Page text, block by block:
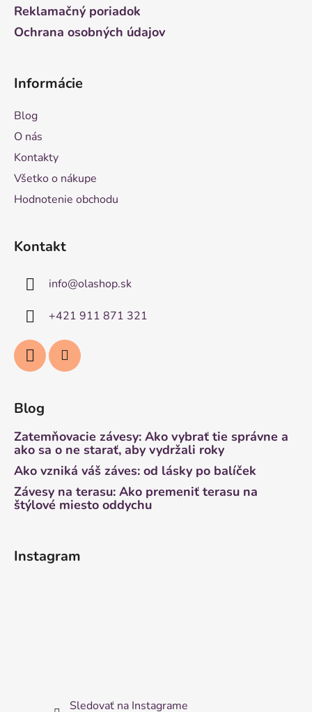
Reklamačný poriadok
Ochrana osobných údajov
Informácie
Blog
O nás
Kontakty
Všetko o nákupe
Hodnotenie obchodu
Kontakt
info@olashop.sk
+421 911 871 321
Blog
Zatemňovacie závesy: Ako vybrať tie správne a
ako sa o ne starať, aby vydržali roky
Ako vzniká váš záves: od lásky po balíček
Závesy na terasu: Ako premeniť terasu na
štýlové miesto oddychu
Instagram
Sledovať na Instagrame